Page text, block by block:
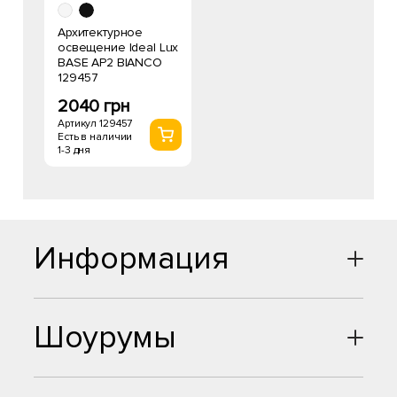
Архитектурное
освещение Ideal Lux
BASE AP2 BIANCO
129457
2040 грн
Артикул 129457
Есть в наличии
1-3 дня
Шоурумы
Информация